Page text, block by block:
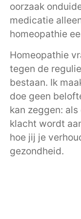
oorzaak
medicatie
homeopathie
Homeopathie
tegen de
bestaan. Ik
doe geen
kan zeggen:
klacht wordt
hoe jij je
gezondheid.